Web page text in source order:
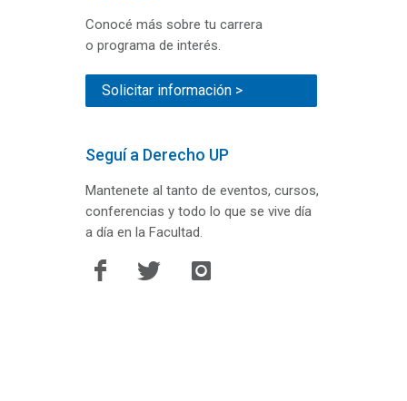
Conocé más sobre tu carrera
o programa de interés.
Solicitar información >
Seguí a Derecho UP
Mantenete al tanto de eventos, cursos,
conferencias y todo lo que se vive día
a día en la Facultad.